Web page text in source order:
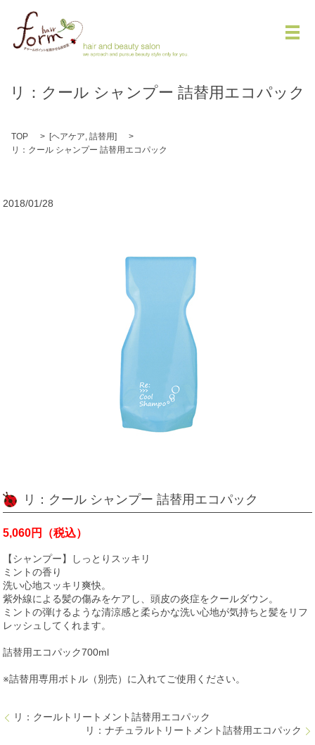
メ
リ：クール シャンプー 詰替用エコパック
TOP [ヘアケア,詰替用]
リ：クール シャンプー 詰替用エコパック
2018/01/28
リ：クール シャンプー 詰替用エコパック
5,060円（税込）
【シャンプー】しっとりスッキリ
ミントの香り
洗い心地スッキリ爽快。
紫外線による髪の傷みをケアし、頭皮の炎症をクールダウン。
ミントの弾けるような清涼感と柔らかな洗い心地が気持ちと髪をリフ
レッシュしてくれます。
詰替用エコパック700ml
※詰替用専用ボトル（別売）に入れてご使用ください。
リ：クールトリートメント詰替用エコパック
リ：ナチュラルトリートメント詰替用エコパック